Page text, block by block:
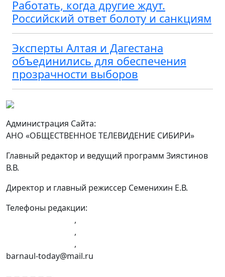
Работать, когда другие ждут.
Российский ответ болоту и санкциям
Эксперты Алтая и Дагестана
объединились для обеспечения
прозрачности выборов
Администрация Сайта:
АНО «ОБЩЕСТВЕННОЕ ТЕЛЕВИДЕНИЕ СИБИРИ»
Главный редактор и ведущий программ Зиястинов
В.В.
Директор и главный режиссер Семенихин Е.В.
Телефоны редакции:
,
,
,
barnaul-today@mail.ru